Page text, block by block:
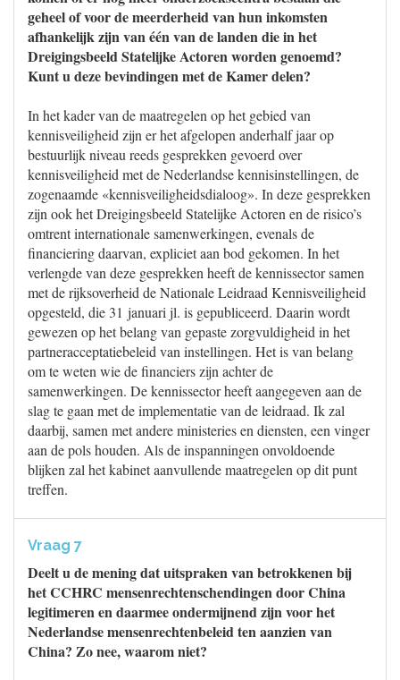
geheel of voor de meerderheid van hun inkomsten
afhankelijk zijn van één van de landen die in het
Dreigingsbeeld Statelijke Actoren worden genoemd?
Kunt u deze bevindingen met de Kamer delen?
In het kader van de maatregelen op het gebied van
kennisveiligheid zijn er het afgelopen anderhalf jaar op
bestuurlijk niveau reeds gesprekken gevoerd over
kennisveiligheid met de Nederlandse kennisinstellingen, de
zogenaamde «kennisveiligheidsdialoog». In deze gesprekken
zijn ook het Dreigingsbeeld Statelijke Actoren en de risico’s
omtrent internationale samenwerkingen, evenals de
financiering daarvan, expliciet aan bod gekomen. In het
verlengde van deze gesprekken heeft de kennissector samen
met de rijksoverheid de Nationale Leidraad Kennisveiligheid
opgesteld, die 31 januari jl. is gepubliceerd. Daarin wordt
gewezen op het belang van gepaste zorgvuldigheid in het
partneracceptatiebeleid van instellingen. Het is van belang
om te weten wie de financiers zijn achter de
samenwerkingen. De kennissector heeft aangegeven aan de
slag te gaan met de implementatie van de leidraad. Ik zal
daarbij, samen met andere ministeries en diensten, een vinger
aan de pols houden. Als de inspanningen onvoldoende
blijken zal het kabinet aanvullende maatregelen op dit punt
treffen.
Vraag 7
Deelt u de mening dat uitspraken van betrokkenen bij
het CCHRC mensenrechtenschendingen door China
legitimeren en daarmee ondermijnend zijn voor het
Nederlandse mensenrechtenbeleid ten aanzien van
China? Zo nee, waarom niet?